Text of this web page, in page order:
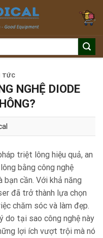
TỨC
NGHỆ DIODE
triệt lông hiệu quả, an
bằng công nghệ
bạn cần. Với khả năng
đã trở thành lựa chọn
chăm sóc và làm đẹp.
do tại sao công nghệ này
lợi ích vượt trội mà nó